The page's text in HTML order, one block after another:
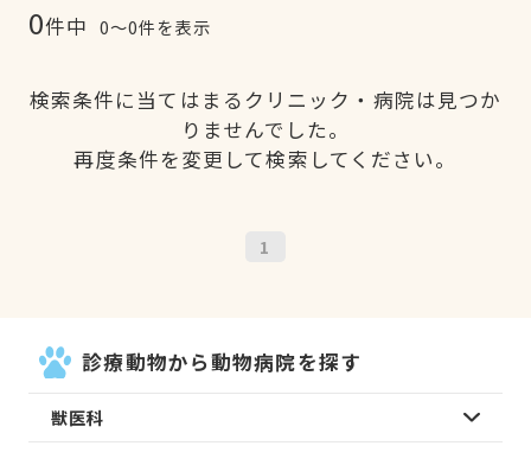
0件中 0〜0件を表示
検索条件に当てはまるクリニック・病院は見つか
りませんでした。
再度条件を変更して検索してください。
1
診療動物から動物病院を探す
獣医科